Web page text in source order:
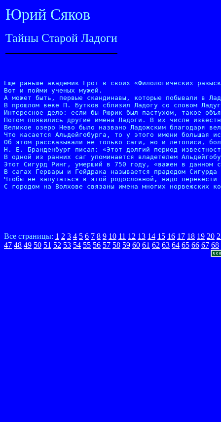
Юрий Сяков
Тайны Старой Ладоги
Еще раньше академик Грот в своих «Филологических
Вот и пойми ученых мужей.
А может быть, первые скандинавы, которые побывали в
В прошлом веке П. Бутков сблизил Ладогу со словом
Интересное дело: если бы Рюрик был пастухом, такое
Потом появились другие имена Ладоги. В их числе
Великое озеро Нево было названо Ладожским благодаря
Что касается Альдейгобурга, то у этого имени большая
Об этом рассказывали не только саги, но и летописи,
Н. Е. Бранденбург писал: «Этот долгий период
В одной из ранних саг упоминается владетелем
Этот Сигурд Ринг, умерший в 750 году, «важен в данном
В сагах Гервары и Гейдрака называется прадедом
Чтобы не запутаться в этой родословной, надо
С городом на Волхове связаны имена многих норвежских
Все страницы: 1 2 3 4 5 6 7 8 9 10 11 12 13 14 15 16 17 18 19 20
47 48 49 50 51 52 53 54 55 56 57 58 59 60 61 62 63 64 65 66 67 68